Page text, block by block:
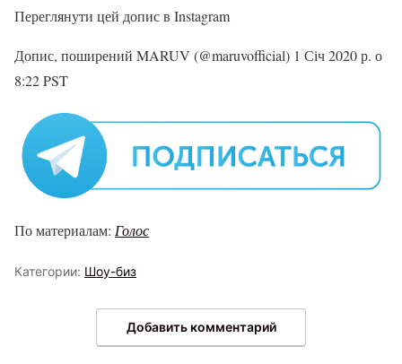
Переглянути цей допис в Instagram
Допис, поширений MARUV (@maruvofficial) 1 Січ 2020 р. о
8:22 PST
По материалам: Голос
Категории: Шоу-биз
Добавить комментарий